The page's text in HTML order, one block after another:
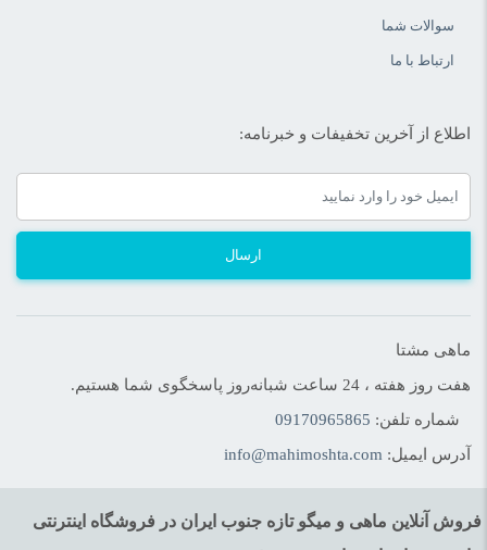
سوالات شما
ارتباط با ما
اطلاع از آخرین تخفیفات و خبرنامه:
ارسال
ماهی مشتا
هفت روز هفته ، 24 ساعت شبانه‌روز پاسخگوی شما هستیم.
شماره تلفن: 09170965865
آدرس ایمیل: info@mahimoshta.com
فروش آنلاین ماهی و میگو تازه جنوب ایران در فروشگاه اینترنتی